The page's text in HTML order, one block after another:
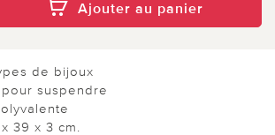
Ajouter au panier
de bijoux
suspendre
39 x 3 cm.